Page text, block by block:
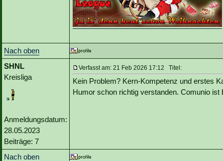
Nach oben
SHNL
Kreisliga
Anmeldungsdatum:
28.05.2023
Beiträge: 7
Verfasst am: 21 Feb 2026 17:12 Titel:
Kein Problem? Kern-Kompetenz und erstes
Humor schon richtig verstanden. Comunio ist
Nach oben